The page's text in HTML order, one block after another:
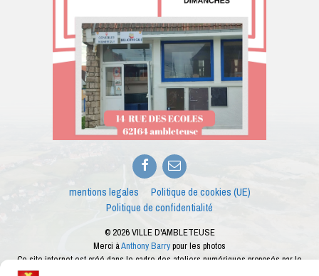
Facebook
E-
mail
mentions legales
Politique de cookies (UE)
Politique de confidentialité
© 2026 VILLE D'AMBLETEUSE
Merci àAnthony Barrypour les photos
Ce site internet est créé dans le cadre des ateliers numériques proposés par le